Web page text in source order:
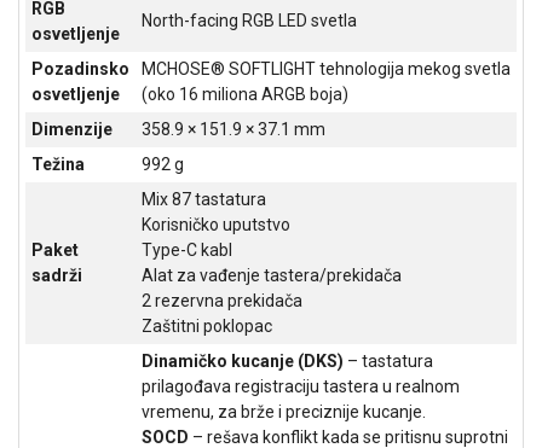
RGB
osvetljenje
North-facing RGB LED svetla
Pozadinsko
osvetljenje
MCHOSE® SOFTLIGHT tehnologija mekog svetla
(oko 16 miliona ARGB boja)
Dimenzije
358.9 × 151.9 × 37.1 mm
Težina
992 g
Paket
sadrži
Mix 87 tastatura
Korisničko uputstvo
Type-C kabl
Alat za vađenje tastera/prekidača
2 rezervna prekidača
Zaštitni poklopac
Dinamičko kucanje (DKS) – tastatura
prilagođava registraciju tastera u realnom
vremenu, za brže i preciznije kucanje.
SOCD – rešava konflikt kada se pritisnu suprotni